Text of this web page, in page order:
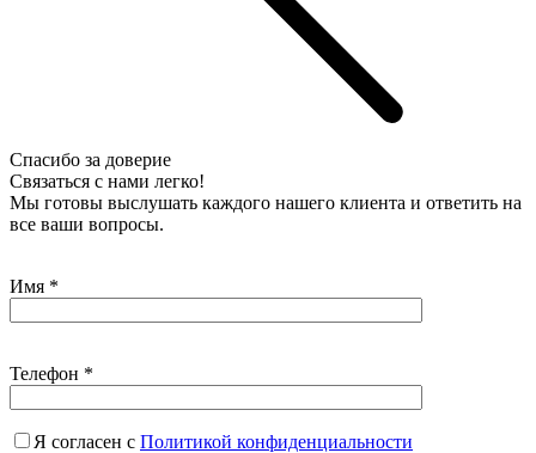
Спасибо за доверие
Связаться с нами легко!
Мы готовы выслушать каждого нашего клиента и ответить на
все ваши вопросы.
Имя *
Телефон *
Я согласен с Политикой конфиденциальности